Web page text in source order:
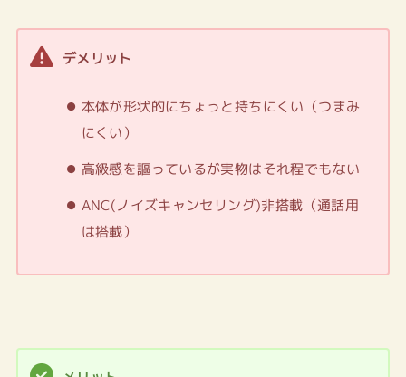
デメリット
本体が形状的にちょっと持ちにくい（つまみ
にくい）
高級感を謳っているが実物はそれ程でもない
ANC(ノイズキャンセリング)非搭載（通話用
は搭載）